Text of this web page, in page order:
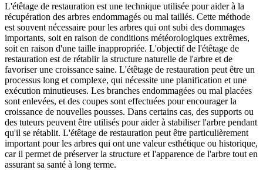
L'étêtage de restauration est une technique utilisée pour aider à la
récupération des arbres endommagés ou mal taillés. Cette méthode
est souvent nécessaire pour les arbres qui ont subi des dommages
importants, soit en raison de conditions météorologiques extrêmes,
soit en raison d'une taille inappropriée. L'objectif de l'étêtage de
restauration est de rétablir la structure naturelle de l'arbre et de
favoriser une croissance saine. L'étêtage de restauration peut être un
processus long et complexe, qui nécessite une planification et une
exécution minutieuses. Les branches endommagées ou mal placées
sont enlevées, et des coupes sont effectuées pour encourager la
croissance de nouvelles pousses. Dans certains cas, des supports ou
des tuteurs peuvent être utilisés pour aider à stabiliser l'arbre pendant
qu'il se rétablit. L'étêtage de restauration peut être particulièrement
important pour les arbres qui ont une valeur esthétique ou historique,
car il permet de préserver la structure et l'apparence de l'arbre tout en
assurant sa santé à long terme.